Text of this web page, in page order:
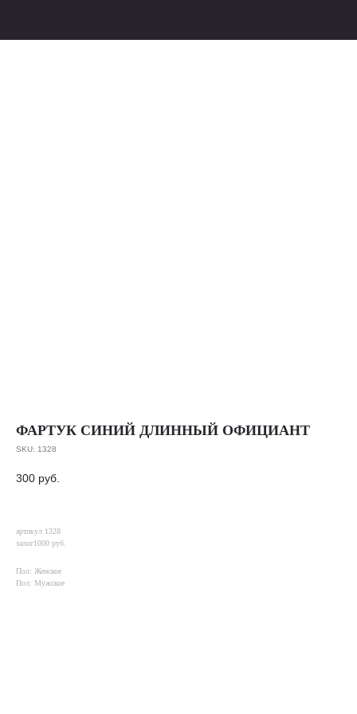
ФАРТУК СИНИЙ ДЛИННЫЙ ОФИЦИАНТ
SKU: 1328
300 руб.
артикул 1328
залог1000 руб.
Пол: Женское
Пол: Мужское